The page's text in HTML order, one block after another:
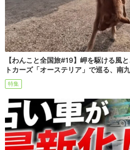
【わんこと全国旅#19】岬を駆ける風
トカーズ「オーステリア」で巡る、南
特集